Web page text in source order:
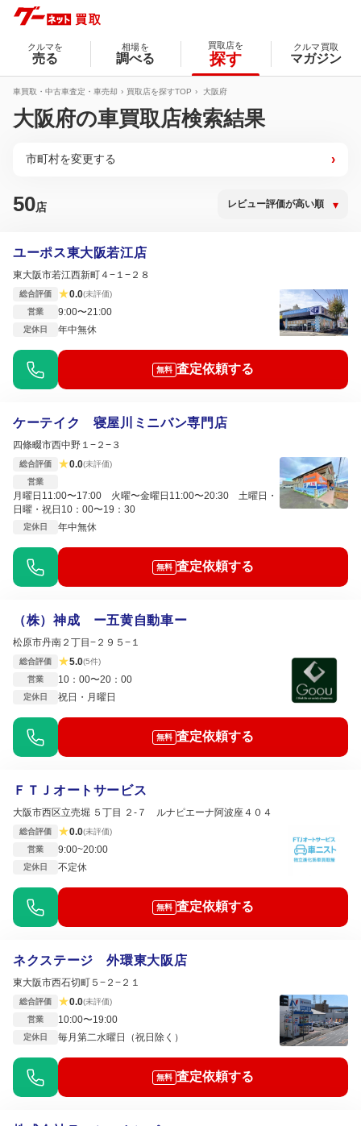
クルマを
売る
相場を
調べる
買取店を
探す
クルマ買取
マガジン
車買取・中古車査定・車売却 買取店を探すTOP 大阪府
大阪府の車買取店検索結果
市町村を変更する ›
50店
ユーポス東大阪若江店
東大阪市若江西新町４−１−２８
総合評価 ★0.0(未評価)
営業
9:00〜21:00
定休日 年中無休
無料 査定依頼する
ケーテイク 寝屋川ミニバン専門店
四條畷市西中野１−２−３
総合評価 ★0.0(未評価)
営業
月曜日11:00〜17:00 火曜〜金曜日11:00〜20:30 土曜日・
日曜・祝日10：00〜19：30
定休日 年中無休
無料 査定依頼する
（株）神成 ー五黄自動車ー
松原市丹南２丁目−２９５−１
総合評価 ★5.0(5件)
営業
10：00〜20：00
定休日 祝日・月曜日
無料 査定依頼する
ＦＴＪオートサービス
大阪市西区立売堀 ５丁目 ２-７ ルナピエーナ阿波座４０４
総合評価 ★0.0(未評価)
営業
9:00~20:00
定休日 不定休
無料 査定依頼する
ネクステージ 外環東大阪店
東大阪市西石切町５−２−２１
総合評価 ★0.0(未評価)
営業
10:00〜19:00
定休日 毎月第二水曜日（祝日除く）
無料 査定依頼する